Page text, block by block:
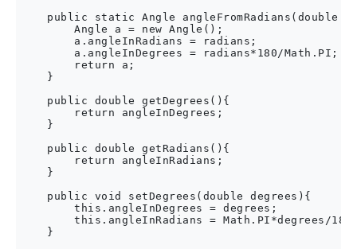
public static Angle angleFromRadians(double
        Angle a = new Angle();
        a.angleInRadians = radians;
        a.angleInDegrees = radians*180/Math.PI;
        return a;
    }
    public double getDegrees(){
        return angleInDegrees;
    }
    public double getRadians(){
        return angleInRadians;
    }
    public void setDegrees(double degrees){
        this.angleInDegrees = degrees;
this.angleInRadians = Math.PI*degrees/
    }